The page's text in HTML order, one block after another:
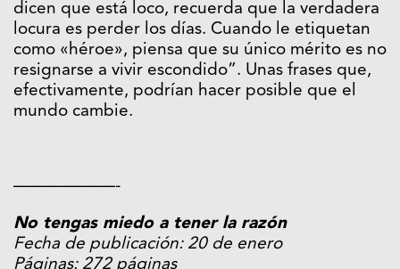
dicen que está loco, recuerda que la verdadera
locura es perder los días. Cuando le etiquetan
como «héroe», piensa que su único mérito es no
resignarse a vivir escondido”. Unas frases que,
efectivamente, podrían hacer posible que el
mundo cambie.
——————-
No tengas miedo a tener la razón
Fecha de publicación: 20 de enero
Páginas: 272 páginas